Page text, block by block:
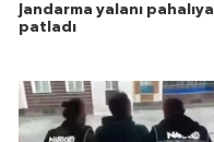
Jandarma yalanı pahalıya
patladı